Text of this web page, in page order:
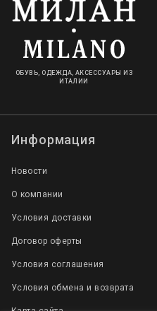
ОБУВЬ, ОДЕЖДА, АКСЕССУАРЫ ИЗ
ИТАЛИИ
Информация
Новости
О компании
Условия доставки
Договор оферты
Условия соглашения
Условия обмена и возврата